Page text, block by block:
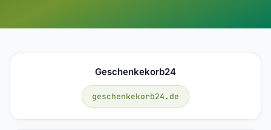
Geschenkekorb24
geschenkekorb24.de